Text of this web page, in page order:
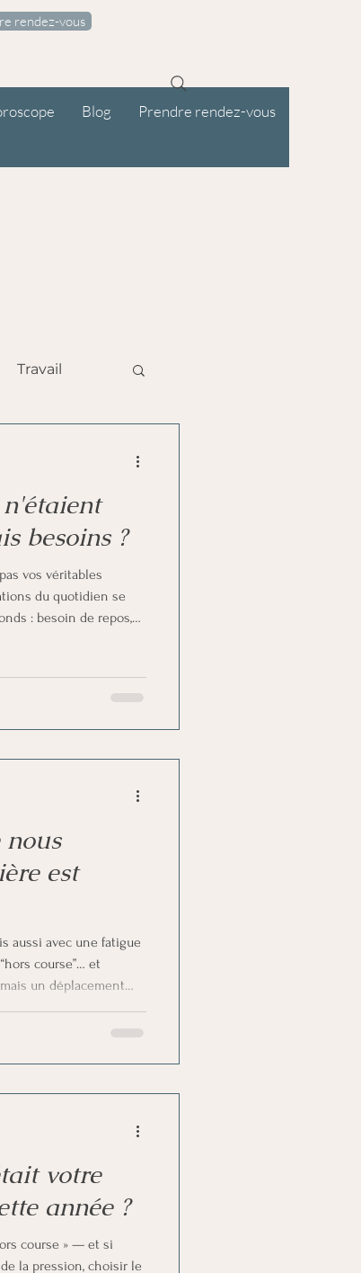
rendez-vous
Blog Prendre rendez-vous
Travail
besoins ?
vos véritables
du quotidien se
: besoin de repos,
ce qu’il essaie
nous
est
aussi avec une fatigue
course”… et
un déplacement
votre
année ?
course » — et si
la pression, choisir le